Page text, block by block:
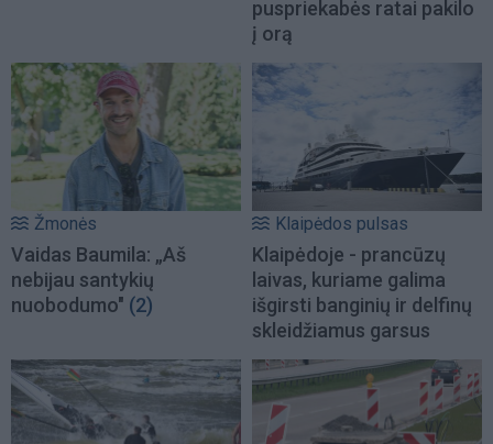
puspriekabės ratai pakilo
į orą
Žmonės
Vaidas Baumila: „Aš
nebijau santykių
nuobodumo" (2)
Klaipėdos pulsas
Klaipėdoje - prancūzų
laivas, kuriame galima
išgirsti banginių ir delfinų
skleidžiamus garsus